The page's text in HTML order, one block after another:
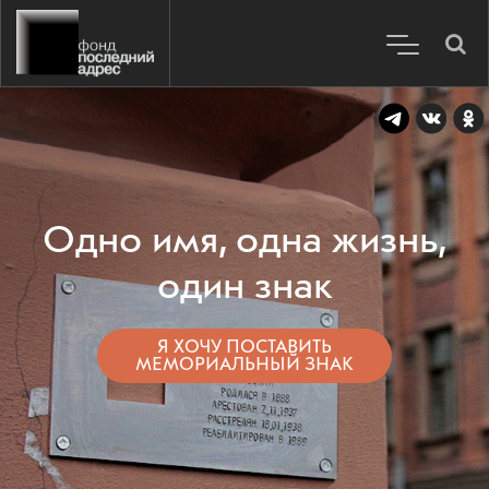
Одно имя, одна жизнь,
один знак
Я ХОЧУ ПОСТАВИТЬ
МЕМОРИАЛЬНЫЙ ЗНАК